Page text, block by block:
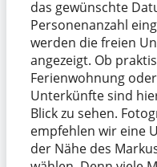
das gewünschte
Personenanzahl
werden die freien
angezeigt. Ob
Ferienwohnung
Unterkünfte sind
Blick zu sehen.
empfehlen wir eine
der Nähe des